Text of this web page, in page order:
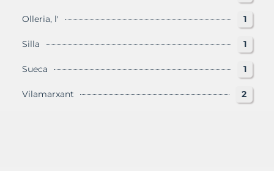
Olleria, l' 1
Silla 1
Sueca 1
Vilamarxant 2